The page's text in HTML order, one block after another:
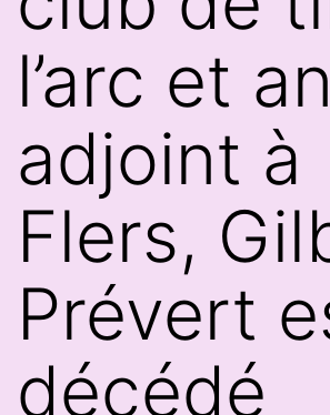
l’arc et
adjoint à
Flers,
Prévert
décédé